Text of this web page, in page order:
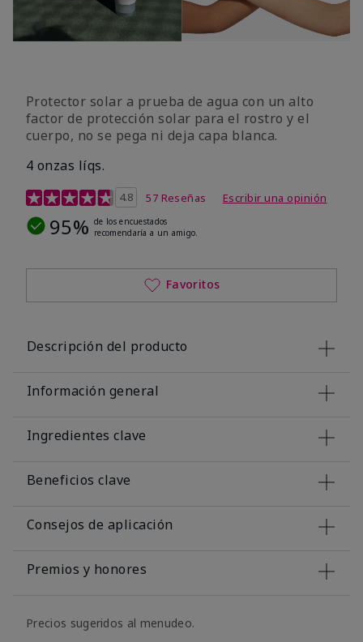
Protector solar a prueba de agua con un alto
factor de protección solar para el rostro y el
cuerpo, no se pega ni deja capa blanca.
4 onzas líqs.
Calificación de clientes de 4,2 de 5
4.8 57 Reseñas Escribir una opinión
95% de los encuestados
recomendaría a un amigo.
Favoritos
Descripción del producto
Información general
Ingredientes clave
Beneficios clave
Consejos de aplicación
Premios y honores
Precios sugeridos al menudeo.